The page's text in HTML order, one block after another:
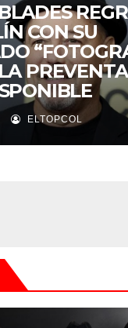
CON SU
ELTOPCOL